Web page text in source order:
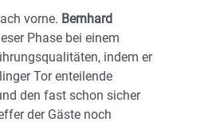
vorne. Bernhard
Phase bei einem
indem er
Tor enteilende
den fast schon sicher
der Gäste noch